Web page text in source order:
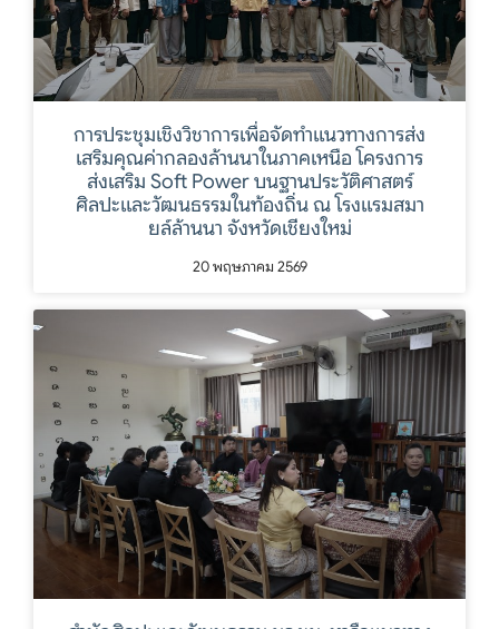
การประชุมเชิงวิชาการเพื่อจัดทำแนวทางการส่ง
เสริมคุณค่ากลองล้านนาในภาคเหนือ โครงการ
ส่งเสริม Soft Power บนฐานประวัติศาสตร์
ศิลปะและวัฒนธรรมในท้องถิ่น ณ โรงแรมสมา
ยล์ล้านนา จังหวัดเชียงใหม่
20 พฤษภาคม 2569